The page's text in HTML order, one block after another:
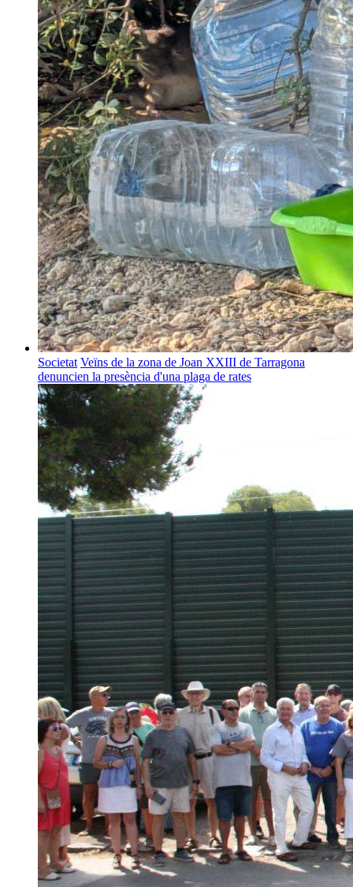
Societat Veïns de la zona de Joan XXIII de Tarragona
denuncien la presència d'una plaga de rates